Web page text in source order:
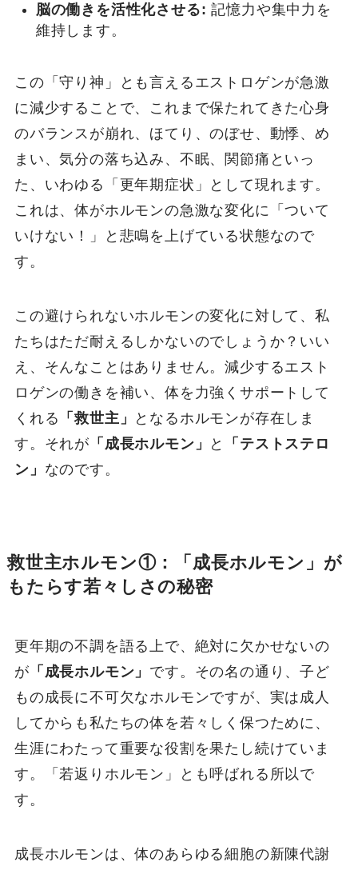
脳の働きを活性化させる: 記憶力や集中力を
維持します。
この「守り神」とも言えるエストロゲンが急激
に減少することで、これまで保たれてきた心身
のバランスが崩れ、ほてり、のぼせ、動悸、め
まい、気分の落ち込み、不眠、関節痛といっ
た、いわゆる「更年期症状」として現れます。
これは、体がホルモンの急激な変化に「ついて
いけない！」と悲鳴を上げている状態なので
す。
この避けられないホルモンの変化に対して、私
たちはただ耐えるしかないのでしょうか？いい
え、そんなことはありません。減少するエスト
ロゲンの働きを補い、体を力強くサポートして
くれる 「救世主」
となるホルモンが存在しま
す。それが 「成長ホルモン」 と
「テストステロ
ン」 なのです。
救世主ホルモン①：「成長ホルモン」が
もたらす若々しさの秘密
更年期の不調を語る上で、絶対に欠かせないの
が 「成長ホルモン」 です。その名の通り、子ど
もの成長に不可欠なホルモンですが、実は成人
してからも私たちの体を若々しく保つために、
生涯にわたって重要な役割を果たし続けていま
す。「若返りホルモン」とも呼ばれる所以で
す。
成長ホルモンは、体のあらゆる細胞の新陳代謝